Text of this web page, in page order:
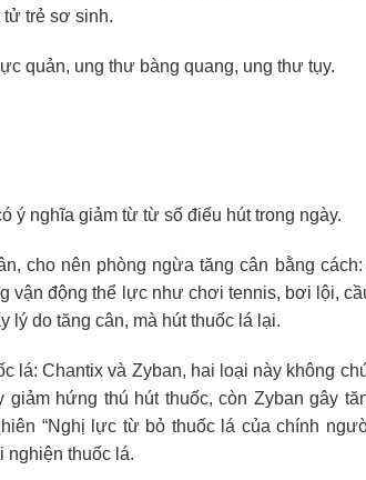
tử trẻ sơ sinh.
quản, ung thư bàng quang, ung thư tụy.
ý nghĩa giảm từ từ số điếu hút trong ngày.
cho nên phòng ngừa tăng cân bằng
vận động thể lực như chơi tennis, bơi lội,
lý do tăng cân, mà hút thuốc lá lại.
lá: Chantix và Zyban, hai loại này không
giảm hứng thú hút thuốc, còn Zyban gây t
“Nghị lực từ bỏ thuốc lá của chính ngư
nghiện thuốc lá.